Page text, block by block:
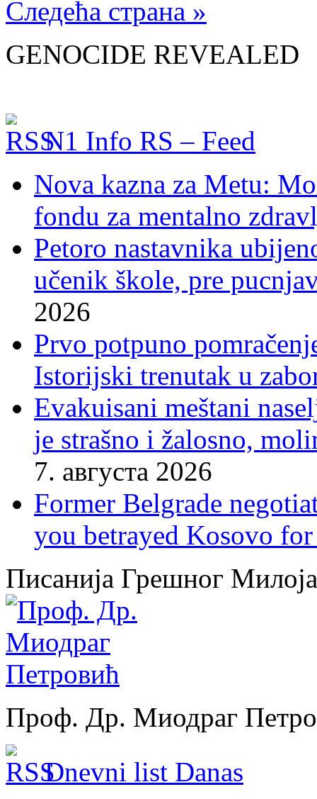
Следећа страна »
GENOCIDE REVEALED
N1 Info RS – Feed
Nova kazna za Metu:
fondu za mentalno
Petoro nastavnika
učenik škole, pre
2026
Prvo potpuno
Istorijski trenutak u
Evakuisani meštani
je strašno i žalosno,
7. августа 2026
Former Belgrade
you betrayed Kosovo
Писанија Грешног Милоја
Проф. Др. Миодраг
Dnevni list Danas